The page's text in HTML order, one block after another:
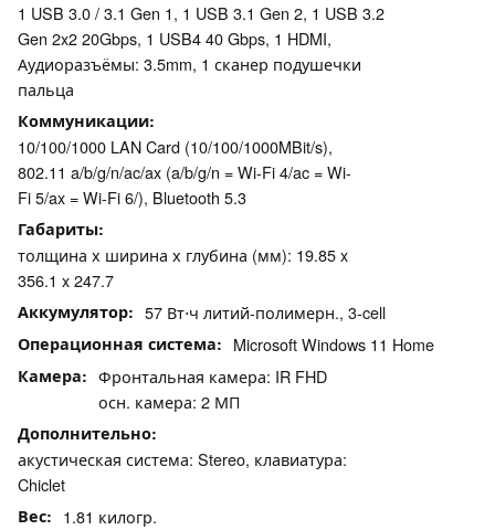
1 USB 3.0 / 3.1 Gen 1, 1 USB 3.1 Gen 2, 1 USB 3.2
Gen 2x2 20Gbps, 1 USB4 40 Gbps, 1 HDMI,
Аудиоразъёмы: 3.5mm, 1 сканер подушечки
пальца
Коммуникации
10/100/1000 LAN Card (10/100/1000MBit/s),
802.11 a/b/g/n/ac/ax (a/b/g/n = Wi-Fi 4/ac = Wi-
Fi 5/ax = Wi-Fi 6/), Bluetooth 5.3
Габариты
толщина х ширина х глубина (мм): 19.85 x
356.1 x 247.7
Аккумулятор 57 Вт⋅ч литий-полимерн., 3-cell
Операционная система Microsoft Windows 11 Home
Камера
Фронтальная камера: IR FHD
осн. камера: 2 МП
Дополнительно
акустическая система: Stereo, клавиатура:
Chiclet
Вес 1.81 килогр.